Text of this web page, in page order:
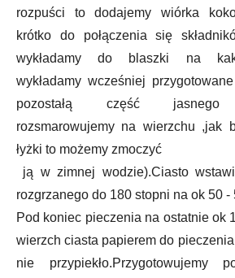
rozpuści to dodajemy wiórka
krótko do połączenia się
wykładamy do blaszki na
wykładamy wcześniej
pozostałą część jasnego
rozsmarowujemy na wierzchu ,jak
łyżki to możemy zmoczyć
ją w zimnej wodzie).Ciasto
rozgrzanego do 180 stopni na ok 50 -
Pod koniec pieczenia na ostatnie ok
wierzch ciasta papierem do
nie przypiekło.Przygotowujemy